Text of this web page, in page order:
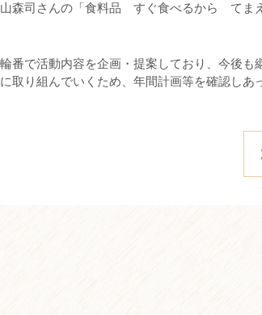
森司さんの「食料品 すぐ食べるから てま
番で活動内容を企画・提案しており、今後も
取り組んでいくため、年間計画等を確認しあ